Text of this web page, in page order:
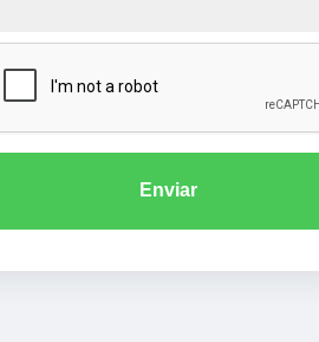
Enviar